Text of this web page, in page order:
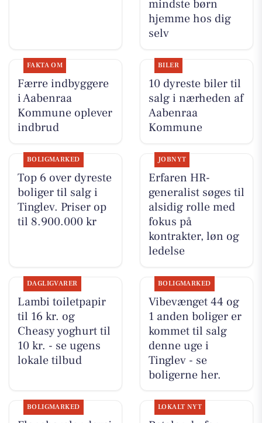
mindste børn
hjemme hos dig
selv
FAKTA OM
Færre indbyggere
i Aabenraa
Kommune oplever
indbrud
BILER
10 dyreste biler til
salg i nærheden af
Aabenraa
Kommune
BOLIGMARKED
Top 6 over dyreste
boliger til salg i
Tinglev. Priser op
til 8.900.000 kr
JOBNYT
Erfaren HR-
generalist søges til
alsidig rolle med
fokus på
kontrakter, løn og
ledelse
DAGLIGVARER
Lambi toiletpapir
til 16 kr. og
Cheasy yoghurt til
10 kr. - se ugens
lokale tilbud
BOLIGMARKED
Vibevænget 44 og
1 anden boliger er
kommet til salg
denne uge i
Tinglev - se
boligerne her.
BOLIGMARKED LOKALT NYT